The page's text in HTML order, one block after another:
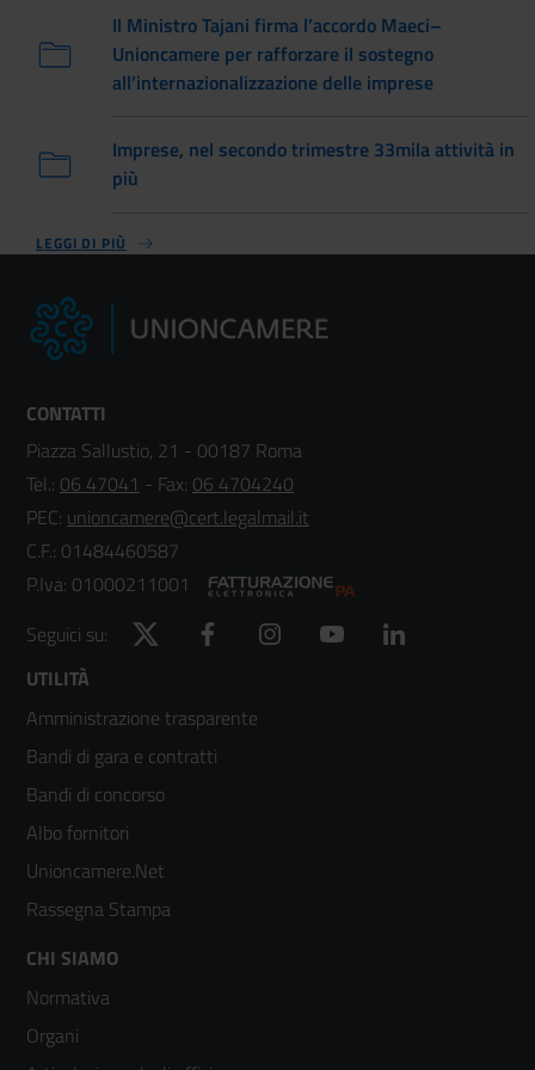
Il Ministro Tajani firma l’accordo Maeci–
Unioncamere per rafforzare il sostegno
all’internazionalizzazione delle imprese
Imprese, nel secondo trimestre 33mila attività in
più
LEGGI DI PIÙ
CONTATTI
Piazza Sallustio, 21 - 00187 Roma
Tel.: 06 47041 - Fax: 06 4704240
PEC: unioncamere@cert.legalmail.it
C.F.: 01484460587
P.Iva: 01000211001
Seguici su:
Twitter Facebook Instagram YouTube
Footer
menù
colonna
2
UTILITÀ
Amministrazione trasparente
Bandi di gara e contratti
Bandi di concorso
Albo fornitori
Unioncamere.Net
Rassegna Stampa
Footer
menù
CHI SIAMO
Normativa
Organi